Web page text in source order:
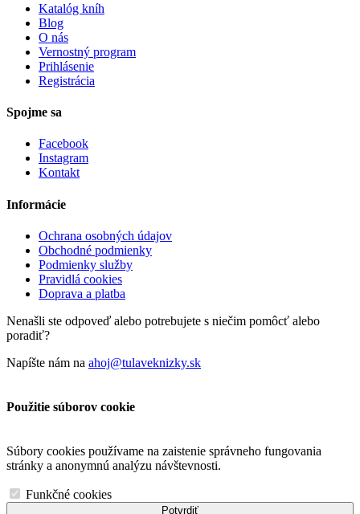
Katalóg kníh
Blog
O nás
Vernostný program
Prihlásenie
Registrácia
Spojme sa
Facebook
Instagram
Kontakt
Informácie
Ochrana osobných údajov
Obchodné podmienky
Podmienky služby
Pravidlá cookies
Doprava a platba
Nenašli ste odpoveď alebo potrebujete s niečim pomôcť alebo
poradiť?
Napíšte nám na ahoj@tulaveknizky.sk
Použitie súborov cookie
Súbory cookies používame na zaistenie správneho fungovania
stránky a anonymnú analýzu návštevnosti.
Funkčné cookies
Potvrdiť